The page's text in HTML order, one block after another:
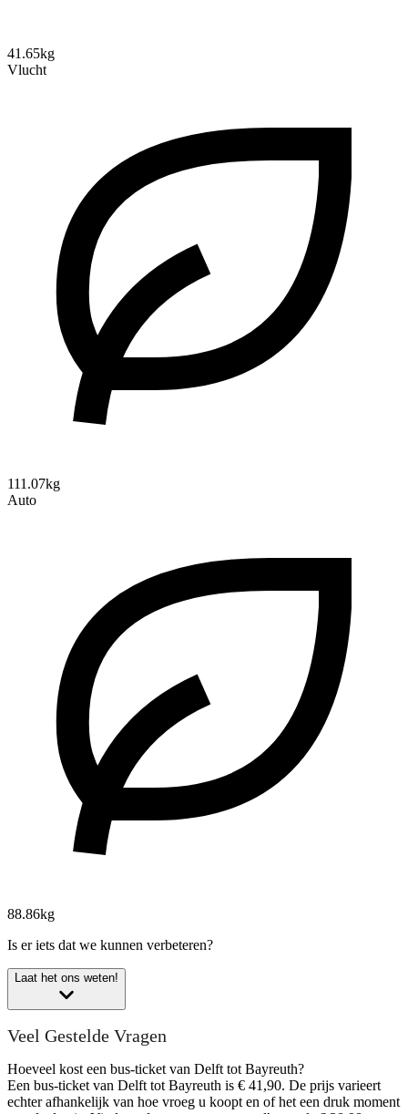
41.65kg
Vlucht
111.07kg
Auto
88.86kg
Is er iets dat we kunnen verbeteren?
Laat het ons weten!
Veel Gestelde Vragen
Hoeveel kost een bus-ticket van Delft tot Bayreuth?
Een bus-ticket van Delft tot Bayreuth is € 41,90. De prijs varieert
echter afhankelijk van hoe vroeg u koopt en of het een druk moment